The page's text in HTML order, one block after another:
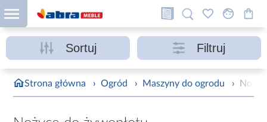
Sortuj Filtruj
Strona główna › Ogród › Maszyny do ogrodu ›